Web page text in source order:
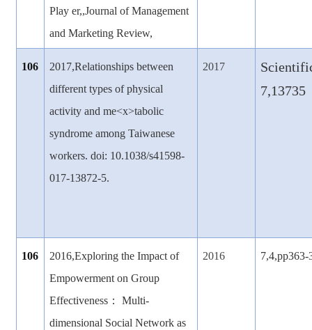
Play er,,Journal of Management
and Marketing Review,
106
2017,Relationships between
different types of physical
activity and me<x>tabolic
syndrome among Taiwanese
workers. doi: 10.1038/s41598-
017-13872-5.
2017
7,13735
106
2016,Exploring the Impact of
Empowerment on Group
Effectiveness ： Multi-
dimensional Social Network as
2016 7,4,pp363-